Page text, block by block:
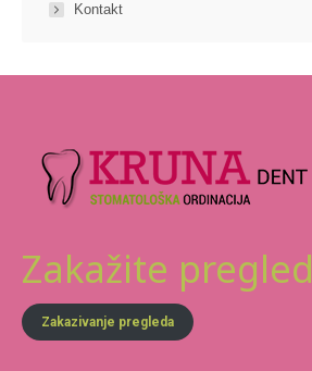
Kontakt
Zakažite pregled
Zakazivanje pregleda